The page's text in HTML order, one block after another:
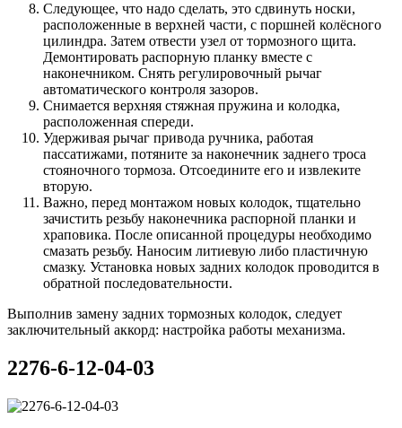
Следующее, что надо сделать, это сдвинуть носки,
расположенные в верхней части, с поршней колёсного
цилиндра. Затем отвести узел от тормозного щита.
Демонтировать распорную планку вместе с
наконечником. Снять регулировочный рычаг
автоматического контроля зазоров.
Снимается верхняя стяжная пружина и колодка,
расположенная спереди.
Удерживая рычаг привода ручника, работая
пассатижами, потяните за наконечник заднего троса
стояночного тормоза. Отсоедините его и извлеките
вторую.
Важно, перед монтажом новых колодок, тщательно
зачистить резьбу наконечника распорной планки и
храповика. После описанной процедуры необходимо
смазать резьбу. Наносим литиевую либо пластичную
смазку. Установка новых задних колодок проводится в
обратной последовательности.
Выполнив замену задних тормозных колодок, следует
заключительный аккорд: настройка работы механизма.
2276-6-12-04-03